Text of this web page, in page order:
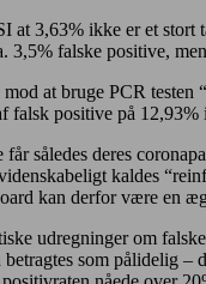
at 3,63% ikke er et
3,5% falske positive,
at bruge PCR
falsk positive på
således deres
kaldes
kan derfor være en
udregninger om
som pålidelig